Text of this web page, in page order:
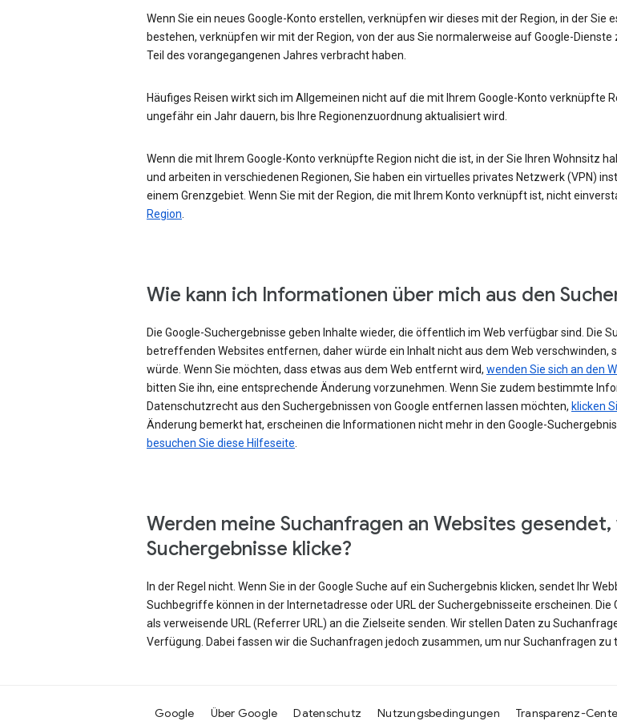
Wenn Sie ein neues Google-Konto erstellen, verknüpfen wir dieses mit der Region, in der
bestehen, verknüpfen wir mit der Region, von der aus Sie normalerweise auf Google-
Teil des vorangegangenen Jahres verbracht haben.
Häufiges Reisen wirkt sich im Allgemeinen nicht auf die mit Ihrem Google-Konto verknüpfte
ungefähr ein Jahr dauern, bis Ihre Regionenzuordnung aktualisiert wird.
Wenn die mit Ihrem Google-Konto verknüpfte Region nicht die ist, in der Sie Ihren Wohnsitz
und arbeiten in verschiedenen Regionen, Sie haben ein virtuelles privates Netzwerk (VPN)
einem Grenzgebiet. Wenn Sie mit der Region, die mit Ihrem Konto verknüpft ist, nicht
Region
Wie kann ich Informationen über mich aus den
Die Google-Suchergebnisse geben Inhalte wieder, die öffentlich im Web verfügbar sind. Die
betreffenden Websites entfernen, daher würde ein Inhalt nicht aus dem Web
würde. Wenn Sie möchten, dass etwas aus dem Web entfernt wird, wenden Sie sich an den
bitten Sie ihn, eine entsprechende Änderung vorzunehmen. Wenn Sie zudem bestimmte
Datenschutzrecht aus den Suchergebnissen von Google entfernen lassen möchten, klicken
Änderung bemerkt hat, erscheinen die Informationen nicht mehr in den Google-
besuchen Sie diese Hilfeseite
Werden meine Suchanfragen an Websites
Suchergebnisse klicke?
In der Regel nicht. Wenn Sie in der Google Suche auf ein Suchergebnis klicken, sendet Ihr
Suchbegriffe können in der Internetadresse oder URL der Suchergebnisseite erscheinen. Die
als verweisende URL (Referrer URL) an die Zielseite senden. Wir stellen Daten zu
Verfügung. Dabei fassen wir die Suchanfragen jedoch zusammen, um nur Suchanfragen zu
Google Über Google Datenschutz Nutzungsbedingungen Transparenz-